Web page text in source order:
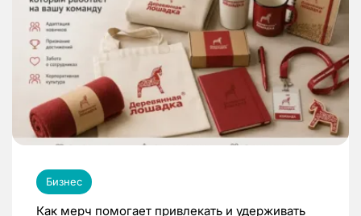
Бизнес
Как мерч помогает привлекать и удерживать